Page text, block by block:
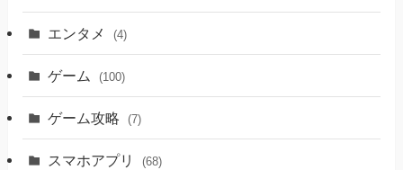
エンタメ (4)
ゲーム (100)
ゲーム攻略 (7)
スマホアプリ (68)